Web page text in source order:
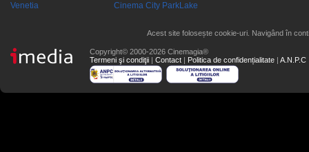
Venetia
Cinema City ParkLake
Acest site folosește cookie-uri. Navigând în
Copyright© 2000-2026 Cinemagia®
Termeni şi condiţii | Contact | Politica de confidențialitate | A.N.P.C